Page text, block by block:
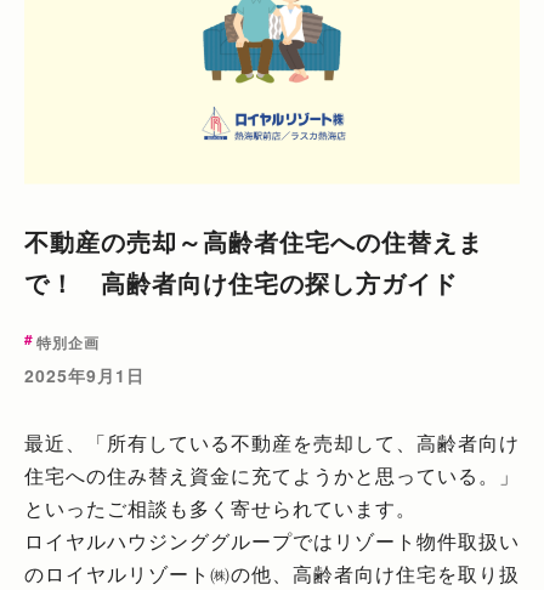
不動産の売却～高齢者住宅への住替えま
で！ 高齢者向け住宅の探し方ガイド
特別企画
2025年9月1日
最近、「所有している不動産を売却して、高齢者向け
住宅への住み替え資金に充てようかと思っている。」
といったご相談も多く寄せられています。
ロイヤルハウジンググループではリゾート物件取扱い
のロイヤルリゾート㈱の他、高齢者向け住宅を取り扱